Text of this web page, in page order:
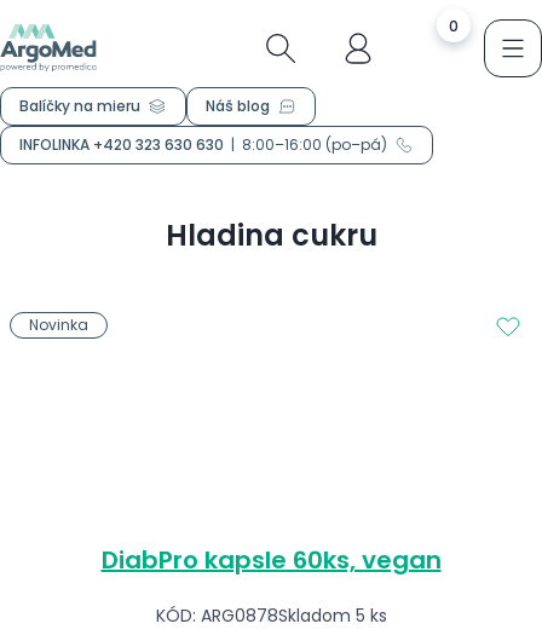
0
Balíčky na mieru
Náš blog
INFOLINKA +420 323 630 630 | 8:00–16:00 (po–pá)
Hladina cukru
DiabPro kapsle 60ks, vegan
KÓD: ARG0878Skladom 5 ks
Novinka